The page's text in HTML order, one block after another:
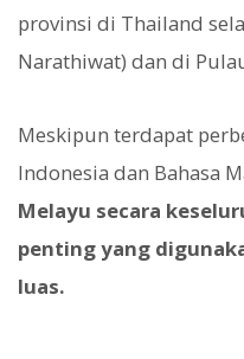
provinsi di Thailand
Narathiwat) dan di
Meskipun terdapat
Indonesia dan Bahasa
Melayu secara
penting yang
luas.